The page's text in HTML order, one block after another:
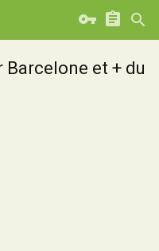
Barcelone et + du